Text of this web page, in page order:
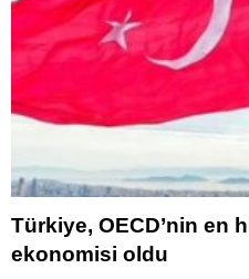
Türkiye, OECD’nin en
ekonomisi oldu